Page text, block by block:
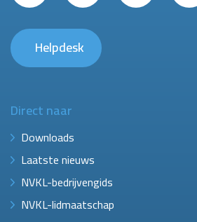
Helpdesk
Direct naar
Downloads
Laatste nieuws
NVKL-bedrijvengids
NVKL-lidmaatschap